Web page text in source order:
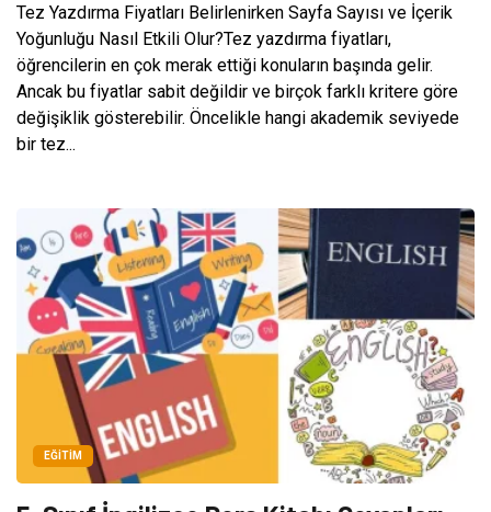
Tez Yazdırma Fiyatları Belirlenirken Sayfa Sayısı ve İçerik
Yoğunluğu Nasıl Etkili Olur?Tez yazdırma fiyatları,
öğrencilerin en çok merak ettiği konuların başında gelir.
Ancak bu fiyatlar sabit değildir ve birçok farklı kritere göre
değişiklik gösterebilir. Öncelikle hangi akademik seviyede
bir tez...
EĞITIM